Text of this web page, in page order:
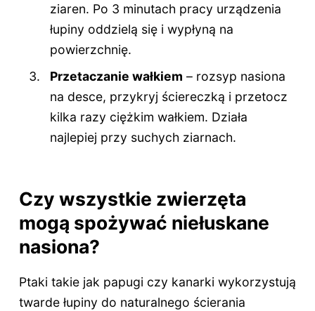
ziaren. Po 3 minutach pracy urządzenia
łupiny oddzielą się i wypłyną na
powierzchnię.
Przetaczanie wałkiem – rozsyp nasiona
na desce, przykryj ściereczką i przetocz
kilka razy ciężkim wałkiem. Działa
najlepiej przy suchych ziarnach.
Czy wszystkie zwierzęta
mogą spożywać niełuskane
nasiona?
Ptaki takie jak papugi czy kanarki wykorzystują
twarde łupiny do naturalnego ścierania